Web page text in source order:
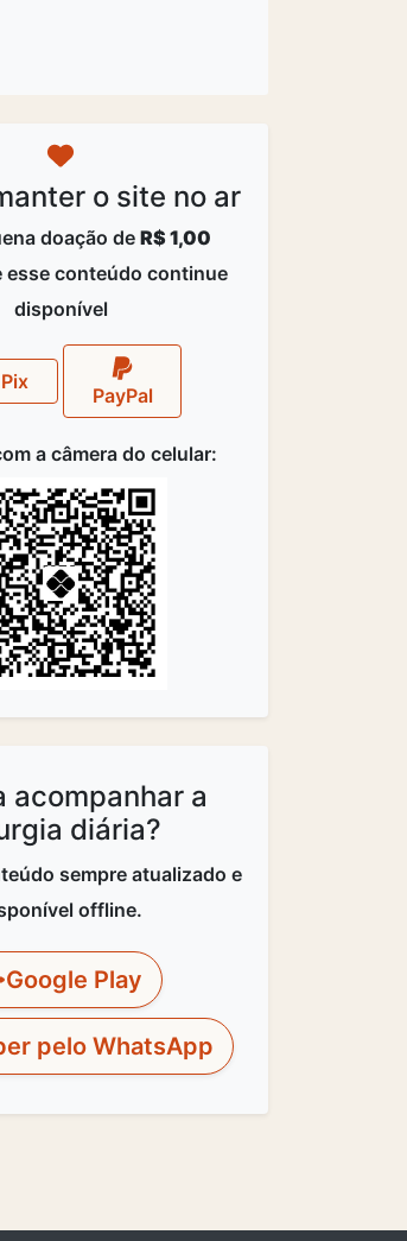
o site no ar
doação deR$ 1,00
esse conteúdo continue
disponível
Pix
PayPal
a câmera do celular:
acompanhar a
diária?
sempre atualizado e
offline.
Google Play
pelo WhatsApp